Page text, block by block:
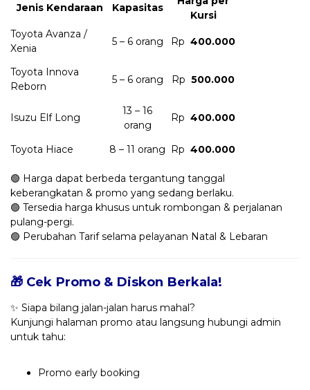
Jenis Kendaraan Kapasitas
Kursi
Toyota Avanza /
Xenia
5 – 6 orang Rp 400.000
Toyota Innova
Reborn
5 – 6 orang Rp 500.000
Isuzu Elf Long
13 – 16
orang
Rp 400.000
Toyota Hiace 8 – 11 orang Rp 400.000
🟢 Harga dapat berbeda tergantung tanggal
keberangkatan & promo yang sedang berlaku.
🟢 Tersedia harga khusus untuk rombongan & perjalanan
pulang-pergi.
🟢 Perubahan Tarif selama pelayanan Natal & Lebaran
🎁 Cek Promo & Diskon Berkala!
✨ Siapa bilang jalan-jalan harus mahal?
Kunjungi halaman promo atau langsung hubungi admin
untuk tahu:
Promo early booking